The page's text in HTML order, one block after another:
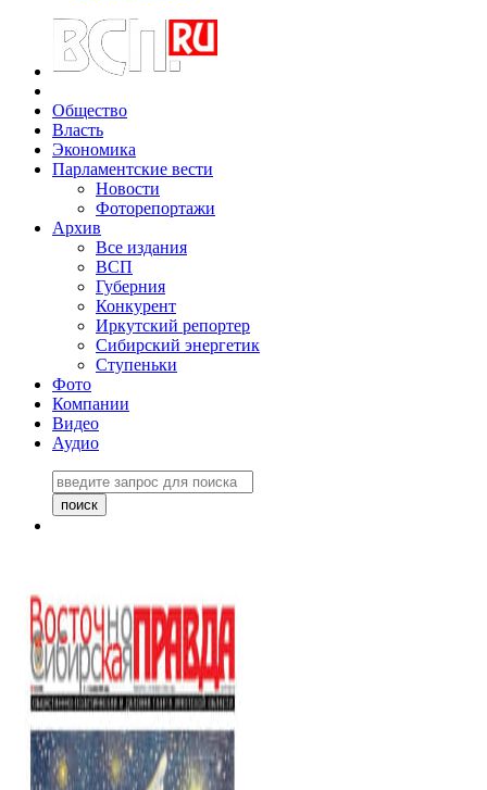
Общество
Власть
Экономика
Парламентские вести
Новости
Фоторепортажи
Архив
Все издания
ВСП
Губерния
Конкурент
Иркутский репортер
Сибирский энергетик
Ступеньки
Фото
Компании
Видео
Аудио